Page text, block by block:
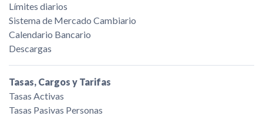
Límites diarios
Sistema de Mercado Cambiario
Calendario Bancario
Descargas
Tasas, Cargos y Tarifas
Tasas Activas
Tasas Pasivas Personas